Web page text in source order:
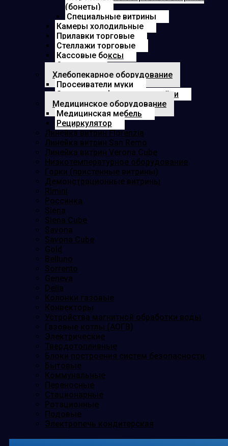
(бонеты)
Специальные витрины
Камеры холодильные
Прилавки торговые
Стеллажи торговые
Кассовые боксы
Озонатор
Хлебопекарное оборудование
Просеиватели муки
Электрошкафы для расстойки
Медицинское оборудование
Медицинская мебель
Рециркулятор
Линейка витрин Florenzia
Линейка витрин San Remo
Линейка витрин Verona Cube
Низкотемпературное оборудование
Горки (пристенные витрины)
Демонстрационные витрины
Rimini
Россинка
Siena
Siena Cube
Savona
Savona Cube
Gold
Belluno
Sorrento
Geneva
Delia
Колонки газовые
Конвекторы
Устройства магнитной обработки воды
Газовые котлы (АОГВ)
Электрические
Твердотопливные
Блоки построения систем безопасности
Бытовые
Коммунальные
Переносные
Стационарные
Ротационные
Подовые
Электропечь кондитерская